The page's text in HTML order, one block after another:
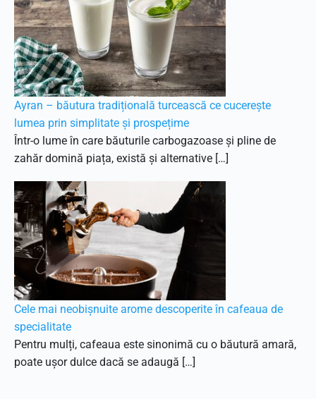
Ayran – băutura tradițională turcească ce cucerește
lumea prin simplitate și prospețime
Într-o lume în care băuturile carbogazoase și pline de
zahăr domină piața, există și alternative […]
Cele mai neobișnuite arome descoperite în cafeaua de
specialitate
Pentru mulți, cafeaua este sinonimă cu o băutură amară,
poate ușor dulce dacă se adaugă […]